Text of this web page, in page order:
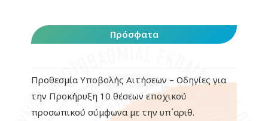
Πρόσφατα
Προθεσμία Υποβολής Αιτήσεων – Οδηγίες για
την Προκήρυξη 10 θέσεων εποχικού
προσωπικού σύμφωνα με την υπ΄αριθ.